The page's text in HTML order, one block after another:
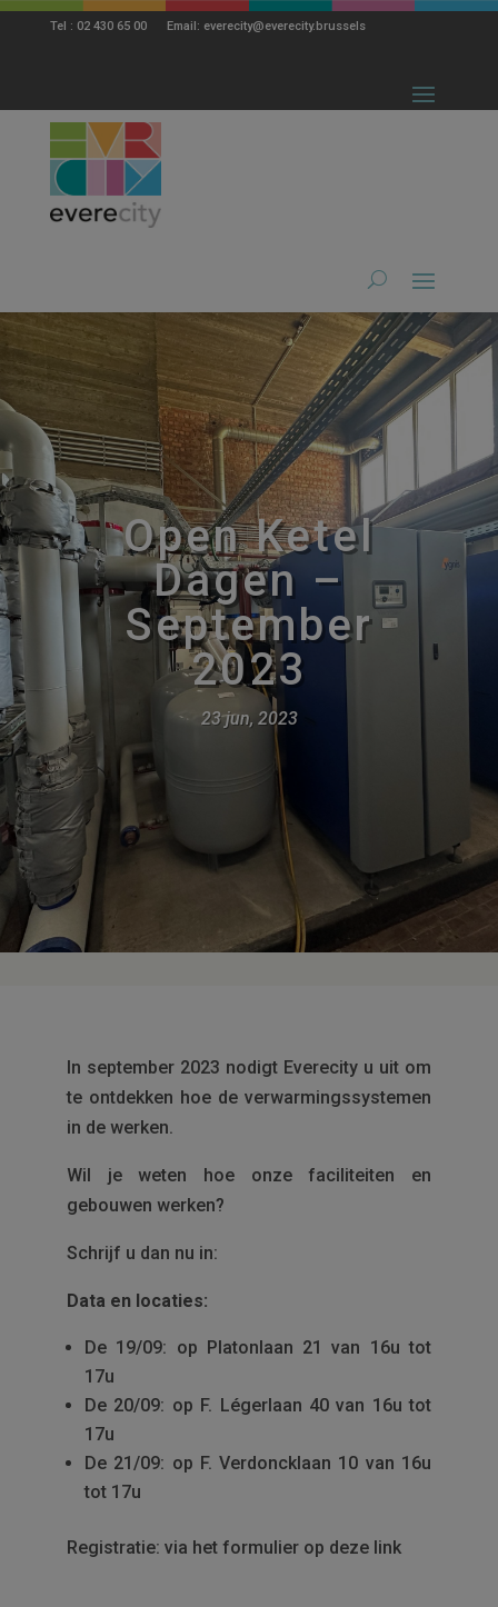
Tel : 02 430 65 00 Email: everecity@everecity.brussels
Open Ketel
Dagen –
September
2023
23 jun, 2023
In september 2023 nodigt Everecity u uit om
te ontdekken hoe de verwarmingssystemen
in de werken.
Wil je weten hoe onze faciliteiten en
gebouwen werken?
Schrijf u dan nu in:
Data en locaties:
De 19/09: op Platonlaan 21 van 16u tot
17u
De 20/09: op F. Légerlaan 40 van 16u tot
17u
De 21/09: op F. Verdoncklaan 10 van 16u
tot 17u
Registratie: via het formulier op deze link
modal-check